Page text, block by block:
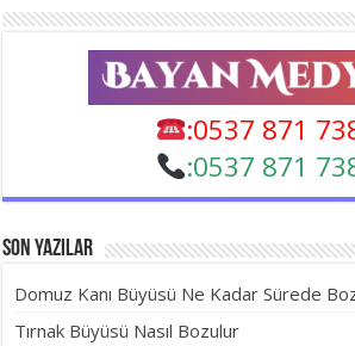
:0537 871
:0537 871
Son Yazılar
Domuz Kanı Büyüsü Ne Kadar Sürede
Tırnak Büyüsü Nasıl Bozulur